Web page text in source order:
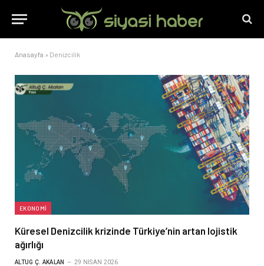
Anasayfa » Denizcilik
EKONOMI
Küresel Denizcilik krizinde Türkiye’nin artan lojistik
ağırlığı
ALTUG Ç. AKALAN 29 NISAN 2026